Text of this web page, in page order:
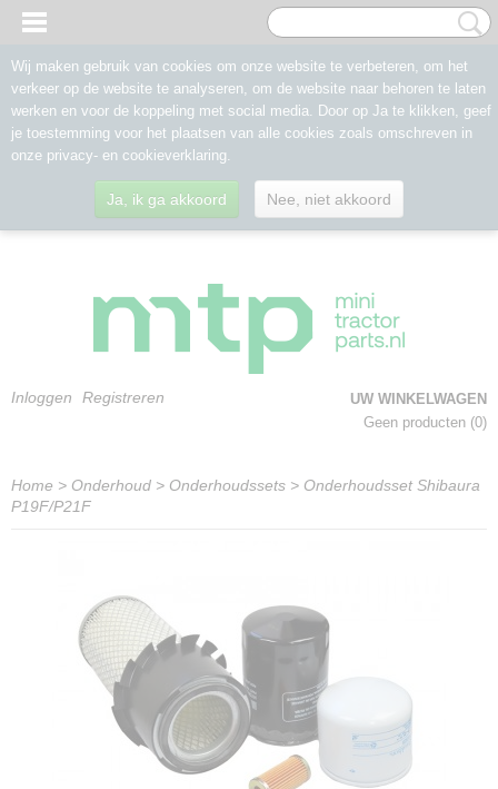
Inloggen Registreren
UW WINKELWAGEN
Geen producten (0)
Home > Onderhoud > Onderhoudssets > Onderhoudsset Shibaura
P19F/P21F
Wij maken gebruik van cookies om onze website te verbeteren, om het
verkeer op de website te analyseren, om de website naar behoren te laten
werken en voor de koppeling met social media. Door op Ja te klikken, geef
je toestemming voor het plaatsen van alle cookies zoals omschreven in
onze privacy- en cookieverklaring.
Ja, ik ga akkoord Nee, niet akkoord